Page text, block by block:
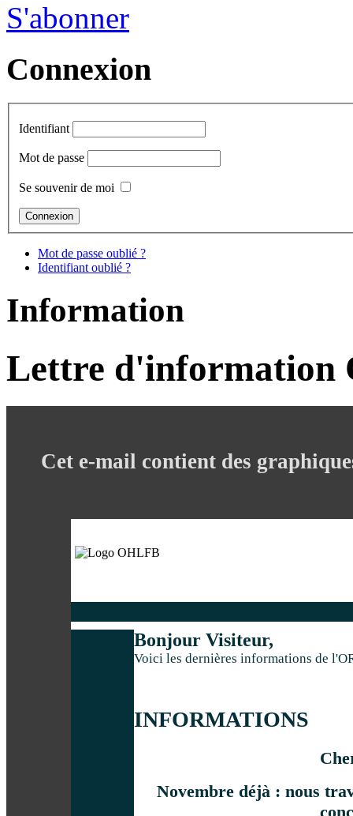
S'abonner
Connexion
Identifiant
Mot de passe
Se souvenir de moi
Mot de passe oublié ?
Identifiant oublié ?
Information
Lettre d'information
Cet e-mail contient des
Bonjour Visiteur,
Voici les dernières informations de
INFORMATIONS
Novembre déjà : nous